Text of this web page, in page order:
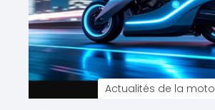
Actualités de la moto